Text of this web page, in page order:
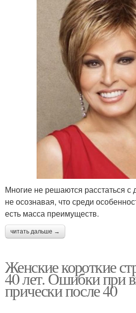
Многие не решаются расстаться
не осознавая, что среди
есть масса преимуществ.
читать дальше →
Женские короткие
40 лет. Ошибки при
прически после 40